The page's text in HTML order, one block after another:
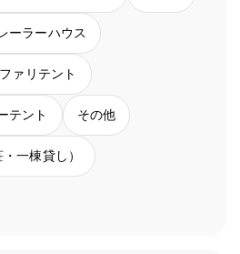
ーラーハウス
ァリテント
テント その他
一棟貸し）